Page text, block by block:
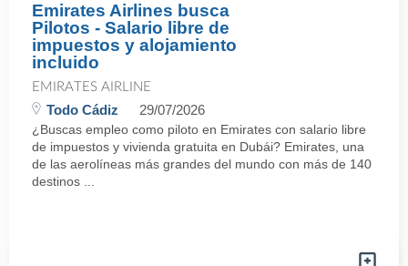
Emirates Airlines busca
Pilotos - Salario libre de
impuestos y alojamiento
incluido
EMIRATES AIRLINE
Todo Cádiz 29/07/2026
¿Buscas empleo como piloto en Emirates con salario libre
de impuestos y vivienda gratuita en Dubái? Emirates, una
de las aerolíneas más grandes del mundo con más de 140
destinos ...